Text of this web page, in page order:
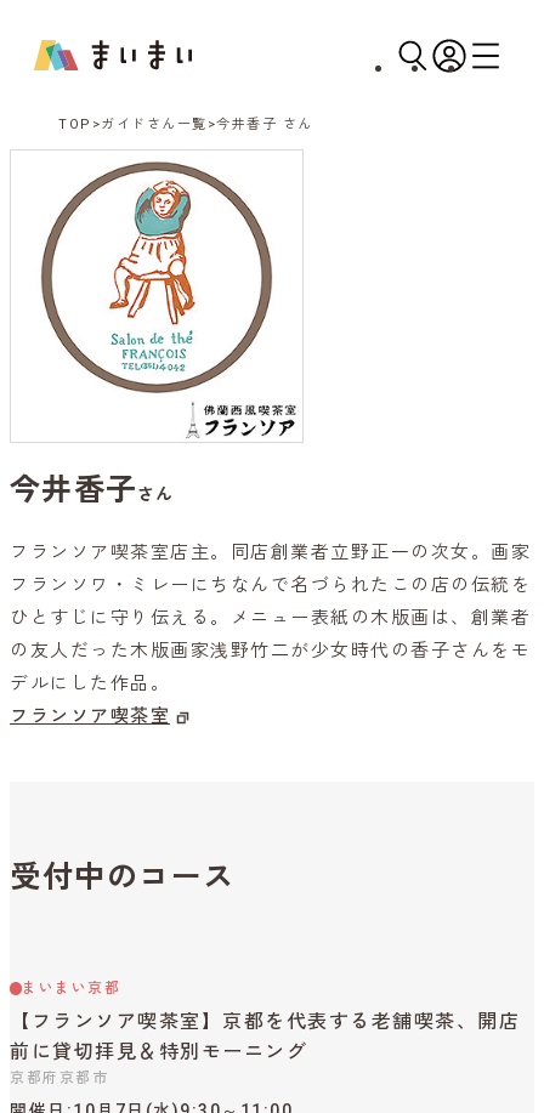
TOP ガイドさん一覧 今井香子 さん
今井香子さん
フランソア喫茶室店主。同店創業者立野正一の次女。画家
フランソワ・ミレーにちなんで名づられたこの店の伝統を
ひとすじに守り伝える。メニュー表紙の木版画は、創業者
の友人だった木版画家浅野竹二が少女時代の香子さんをモ
デルにした作品。
フランソア喫茶室
受付中のコース
まいまい京都
【フランソア喫茶室】京都を代表する老舗喫茶、開店
前に貸切拝見＆特別モーニング
京都府京都市